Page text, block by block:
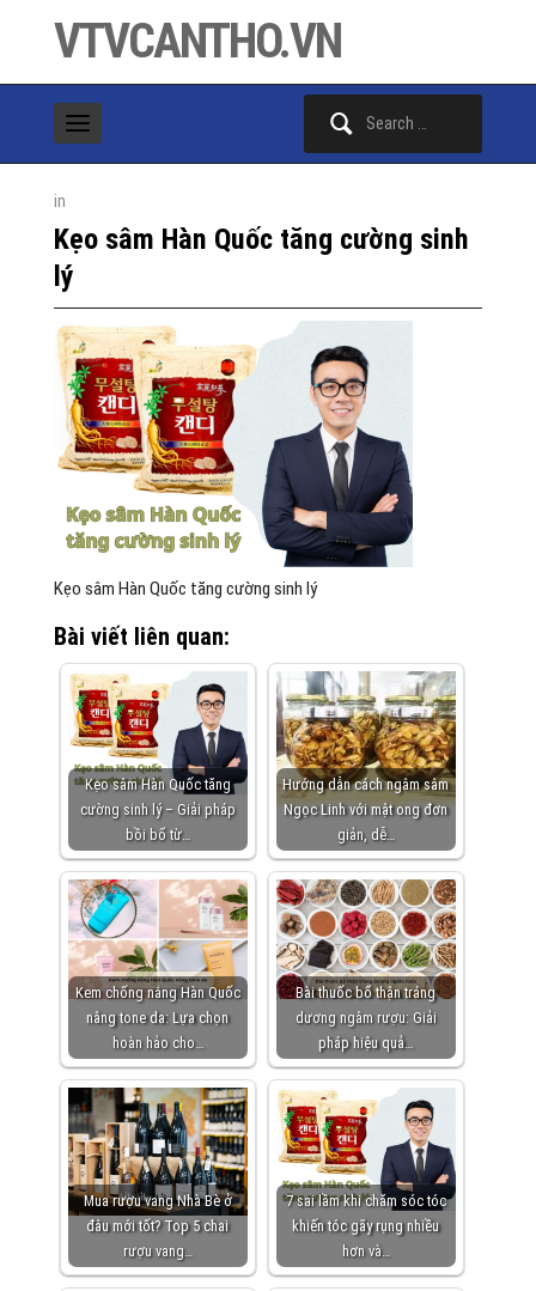
VTVCANTHO.VN
in
Kẹo sâm Hàn Quốc tăng cường sinh
lý
Kẹo sâm Hàn Quốc tăng cường sinh lý
Bài viết liên quan:
Kẹo sâm Hàn Quốc tăng
cường sinh lý – Giải pháp
bồi bổ từ…
Hướng dẫn cách ngâm sâm
Ngọc Linh với mật ong đơn
giản, dễ…
Kem chống nắng Hàn Quốc
nâng tone da: Lựa chọn
hoàn hảo cho…
Bài thuốc bổ thận tráng
dương ngâm rượu: Giải
pháp hiệu quả…
Mua rượu vang Nhà Bè ở
đâu mới tốt? Top 5 chai
rượu vang…
7 sai lầm khi chăm sóc tóc
khiến tóc gãy rụng nhiều
hơn và…